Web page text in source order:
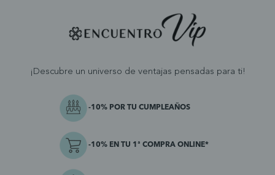
¡Descubre un universo de ventajas pensadas para ti!
-10% POR TU CUMPLEAÑOS
-10% EN TU 1ª COMPRA ONLINE*